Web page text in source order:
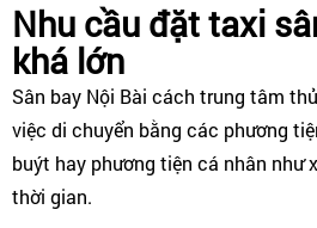
Nhu cầu đặt taxi
khá lớn
Sân bay Nội Bài cách trung tâm
việc di chuyển bằng các phương
buýt hay phương tiện cá nhân như
thời gian.